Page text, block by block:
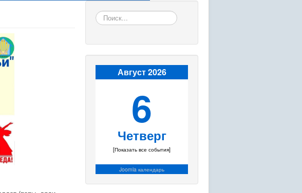
Искать...
Август 2026
6
Четверг
[Показать все события]
Joomla календарь